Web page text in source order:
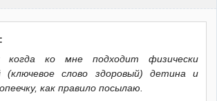
когда ко мне подходит физически
(ключевое слово здоровый) детина и
как правило посылаю.